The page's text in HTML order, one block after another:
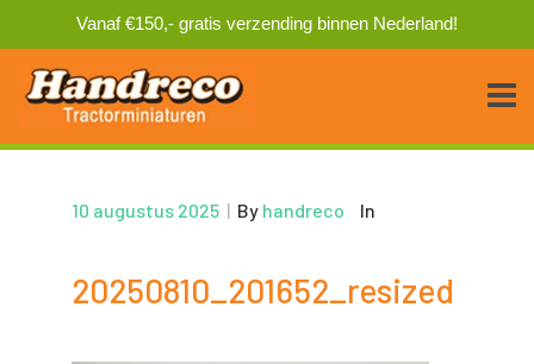
Vanaf €150,- gratis verzending binnen Nederland!
10 augustus 2025 | By handreco In
20250810_201652_resized